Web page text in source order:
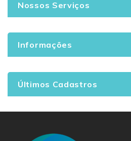
Nossos Serviços
Informações
Últimos Cadastros